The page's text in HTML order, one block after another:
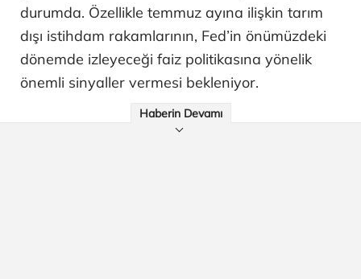
durumda. Özellikle temmuz ayına ilişkin tarım
dışı istihdam rakamlarının, Fed’in önümüzdeki
dönemde izleyeceği faiz politikasına yönelik
önemli sinyaller vermesi bekleniyor.
Haberin Devamı